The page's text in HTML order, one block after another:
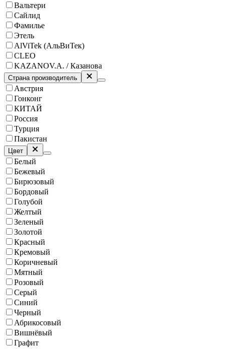
Вальтери
Сайлид
Фамилье
Этель
AlViTek (АльВиТек)
CLEO
KAZANOV.A. / Казанова
Страна производитель
Австрия
Гонконг
КИТАЙ
Россия
Турция
Пакистан
Цвет
Белый
Бежевый
Бирюзовый
Бордовый
Голубой
Желтый
Зеленый
Золотой
Красный
Кремовый
Коричневый
Мятный
Розовый
Серый
Синий
Черный
Абрикосовый
Вишнёвый
Графит